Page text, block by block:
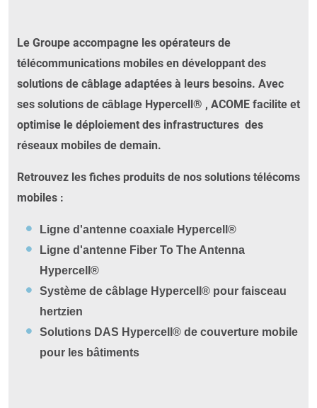
Le Groupe accompagne les opérateurs de
télécommunications mobiles en développant des
solutions de câblage adaptées à leurs besoins. Avec
ses solutions de câblage Hypercell® , ACOME facilite et
optimise le déploiement des infrastructures des
réseaux mobiles de demain.
Retrouvez les fiches produits de nos solutions télécoms
mobiles :
Ligne d'antenne coaxiale Hypercell®
Ligne d'antenne Fiber To The Antenna
Hypercell®
Système de câblage Hypercell® pour faisceau
hertzien
Solutions DAS Hypercell® de couverture mobile
pour les bâtiments